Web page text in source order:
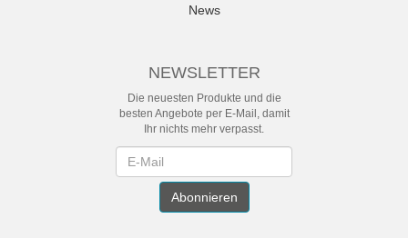
News
NEWSLETTER
Die neuesten Produkte und die
besten Angebote per E-Mail, damit
Ihr nichts mehr verpasst.
Abonnieren